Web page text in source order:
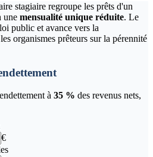
stagiaire regroupe les prêts d'un
une mensualité unique réduite. Le
public et avance vers la
organismes prêteurs sur la pérennité
à 35 % des revenus nets,
€